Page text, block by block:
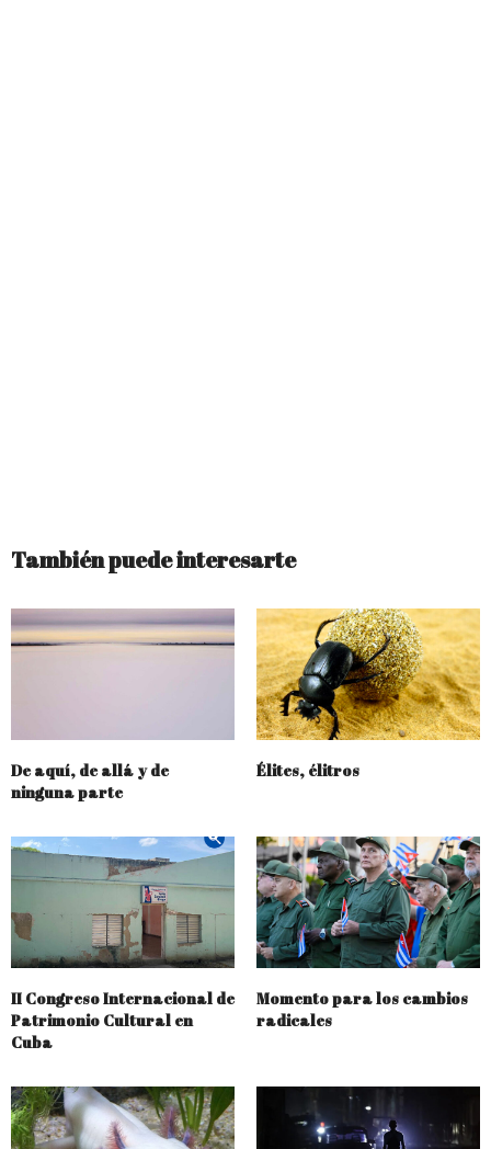
También puede interesarte
De aquí, de allá y de
ninguna parte
Élites, élitros
II Congreso Internacional de
Patrimonio Cultural en
Cuba
Momento para los cambios
radicales